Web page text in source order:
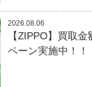
2026.08.06
【ZIPPO】買取
ペーン実施中！！